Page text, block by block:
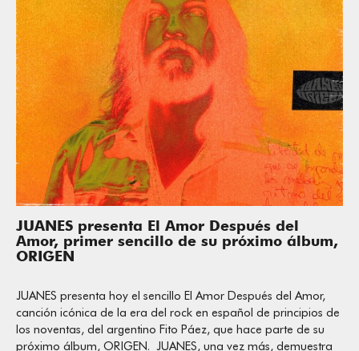
JUANES presenta El Amor Después del
Amor, primer sencillo de su próximo álbum,
ORIGEN
JUANES presenta hoy el sencillo El Amor Después del Amor,
canción icónica de la era del rock en español de principios de
los noventas, del argentino Fito Páez, que hace parte de su
próximo álbum, ORIGEN. JUANES, una vez más, demuestra